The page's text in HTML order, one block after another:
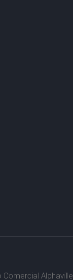
Alphaville